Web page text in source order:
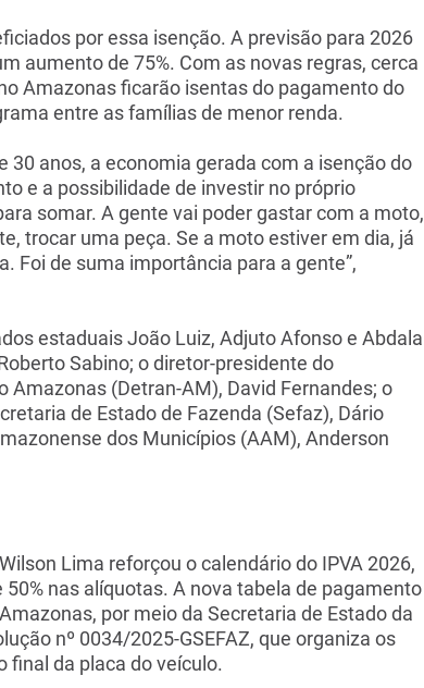
por essa isenção. A previsão para 2026
aumento de 75%. Com as novas regras, cerca
Amazonas ficarão isentas do pagamento do
entre as famílias de menor renda.
30 anos, a economia gerada com a isenção do
e a possibilidade de investir no próprio
somar. A gente vai poder gastar com a moto,
trocar uma peça. Se a moto estiver em dia, já
Foi de suma importância para a gente”,
estaduais João Luiz, Adjuto Afonso e Abdala
Sabino; o diretor-presidente do
Amazonas (Detran-AM), David Fernandes; o
de Estado de Fazenda (Sefaz), Dário
dos Municípios (AAM), Anderson
Lima reforçou o calendário do IPVA 2026,
nas alíquotas. A nova tabela de pagamento
por meio da Secretaria de Estado da
nº 0034/2025-GSEFAZ, que organiza os
final da placa do veículo.